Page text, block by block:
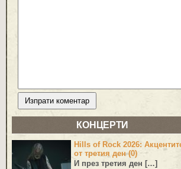
КОНЦЕРТИ
Hills of Rock 2026:
от третия ден (0)
И през третия ден […]